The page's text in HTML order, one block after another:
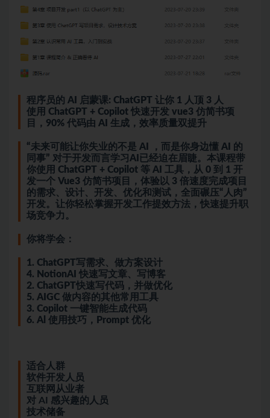
程序员的 AI 启蒙课: ChatGPT 让你 1 人顶 3 人
使用 ChatGPT + Copilot 快速开发 vue3 仿简书项
目，90% 代码由 AI 生成，效率质量双提升
“未来可能让你失业的不是 AI ，而是你身边懂 AI 的
同事” 对于开发而言学习AI已经迫在眉睫。本课程带
你使用 ChatGPT + Copilot 等 AI 工具，从 0 到 1 开
发一个 Vue3 仿简书项目，体验以 3 倍速度完成项目
的需求、设计、开发、优化和测试，全面碾压“人肉”
开发。让你轻松掌握开发工作提效方法，快速提升职
场竞争力。
你将学会：
1. ChatGPT写需求、做方案设计
4. NotionAI 快速写文章、写博客
2. ChatGPT快速写代码，并做优化
5. AIGC 做内容的其他常用工具
3. Copilot 一键智能生成代码
6. Al 使用技巧，Prompt 优化
适合人群
软件开发人员
互联网从业者
对 AI 感兴趣的人员
技术储备